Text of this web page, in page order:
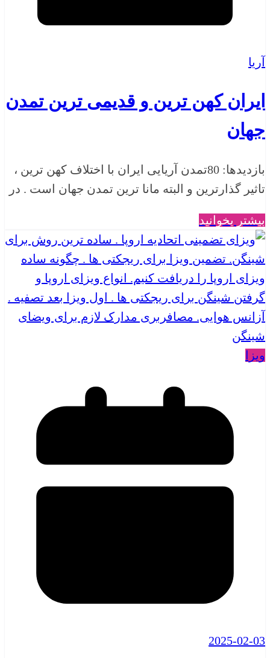
آریا
ایران کهن ترین و قدیمی ترین تمدن
جهان
بازدیدها: 80تمدن آریایی ایران با اختلاف کهن ترین ،
تاثیر گذارترین و البته مانا ترین تمدن جهان است . در
بیشتر بخوانید
ویزا
2025-02-03